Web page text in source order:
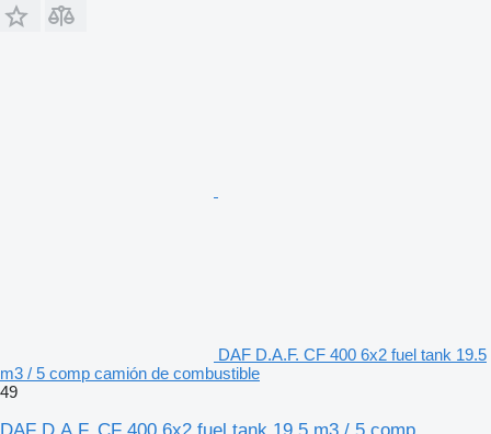
DAF D.A.F. CF 400 6x2 fuel tank 19.5
m3 / 5 comp camión de combustible
49
DAF D.A.F. CF 400 6x2 fuel tank 19.5 m3 / 5 comp